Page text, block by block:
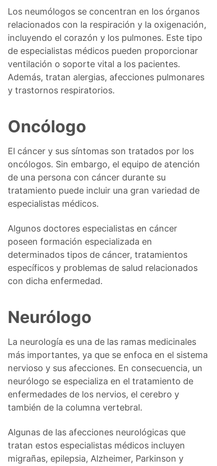
Los neumólogos se concentran en los órganos
relacionados con la respiración y la oxigenación,
incluyendo el corazón y los pulmones. Este tipo
de especialistas médicos pueden proporcionar
ventilación o soporte vital a los pacientes.
Además, tratan alergias, afecciones pulmonares
y trastornos respiratorios.
Oncólogo
El cáncer y sus síntomas son tratados por los
oncólogos. Sin embargo, el equipo de atención
de una persona con cáncer durante su
tratamiento puede incluir una gran variedad de
especialistas médicos.
Algunos doctores especialistas en cáncer
poseen formación especializada en
determinados tipos de cáncer, tratamientos
específicos y problemas de salud relacionados
con dicha enfermedad.
Neurólogo
La neurología es una de las ramas medicinales
más importantes, ya que se enfoca en el sistema
nervioso y sus afecciones. En consecuencia, un
neurólogo se especializa en el tratamiento de
enfermedades de los nervios, el cerebro y
también de la columna vertebral.
Algunas de las afecciones neurológicas que
tratan estos especialistas médicos incluyen
migrañas, epilepsia, Alzheimer, Parkinson y